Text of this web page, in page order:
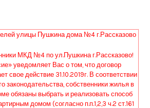
улицы Пушкина дома №4 г.Рассказово
МКД №4 по ул.Пушкина г.Рассказово!
уведомляет Вас о том, что договор
свое действие 31.10.2019г. В соответствии
законодательства, собственники жилья в
обязаны выбрать и реализовать способ
домом (согласно п.п.1,2,3 ч.2 ст.161